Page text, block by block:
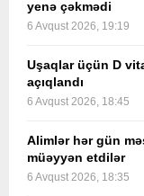
yenə çəkmədi
6 Avqust 2026, 19:19
Uşaqlar üçün D
açıqlandı
6 Avqust 2026, 18:45
Alimlər hər gün
müəyyən etdilər
6 Avqust 2026, 18:35